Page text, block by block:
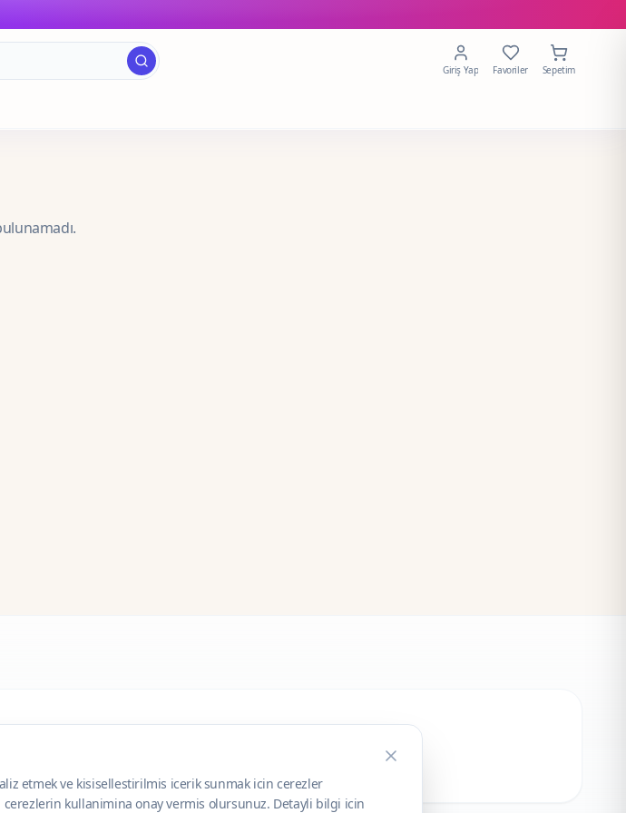
Giriş Yap Favoriler Sepetim
etmek ve kisisellestirilmis icerik sunmak icin cerezler
kullanimina onay vermis olursunuz. Detayli bilgi icin